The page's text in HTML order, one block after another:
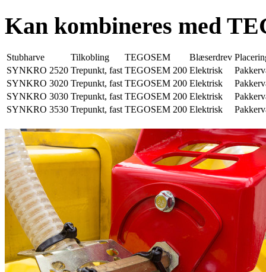
Kan kombineres med
Stubharve Tilkobling TEGOSEM Blæserdrev
SYNKRO 2520 Trepunkt, fast TEGOSEM 200 Elektrisk
SYNKRO 3020 Trepunkt, fast TEGOSEM 200 Elektrisk
SYNKRO 3030 Trepunkt, fast TEGOSEM 200 Elektrisk
SYNKRO 3530 Trepunkt, fast TEGOSEM 200 Elektrisk